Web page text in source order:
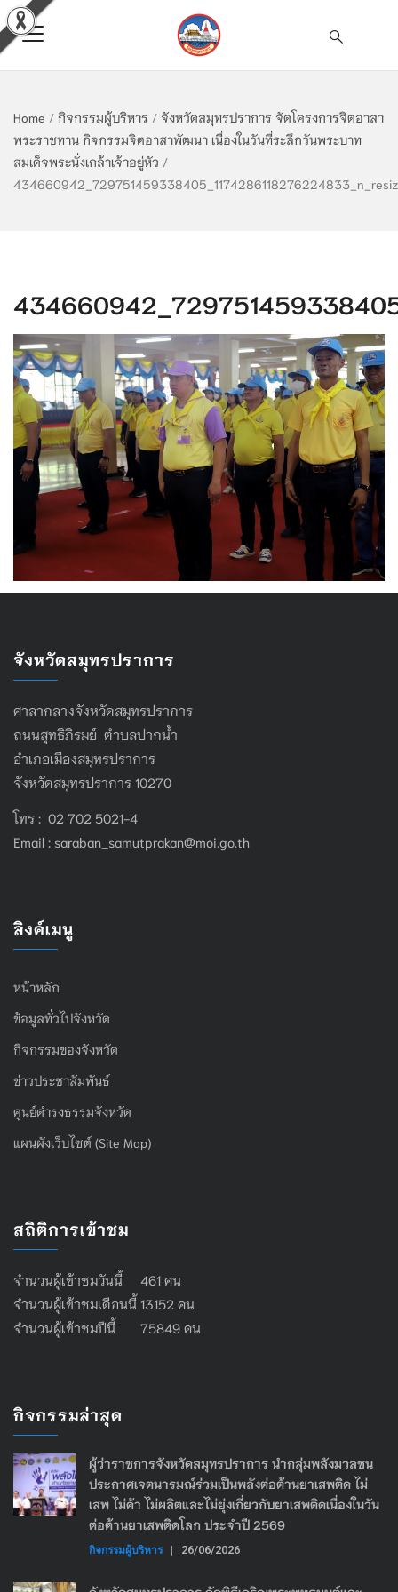
Home / กิจกรรมผู้บริหาร / จังหวัดสมุทรปราการ จัดโครงการจิตอาสา
พระราชทาน กิจกรรมจิตอาสาพัฒนา เนื่องในวันที่ระลึกวันพระบาท
สมเด็จพระนั่งเกล้าเจ้าอยู่หัว /
จังหวัดสมุทรปราการ
ศาลากลางจังหวัดสมุทรปราการ
ถนนสุทธิภิรมย์ ตำบลปากน้ำ
อำเภอเมืองสมุทรปราการ
จังหวัดสมุทรปราการ 10270
โทร : 02 702 5021-4
Email : saraban_samutprakan@moi.go.th
ลิงค์เมนู
หน้าหลัก
ข้อมูลทั่วไปจังหวัด
กิจกรรมของจังหวัด
ข่าวประชาสัมพันธ์
ศูนย์ดำรงธรรมจังหวัด
แผนผังเว็บไซต์ (Site Map)
สถิติการเข้าชม
จำนวนผู้เข้าชมวันนี้ 461 คน
จำนวนผู้เข้าชมเดือนนี้ 13152 คน
จำนวนผู้เข้าชมปีนี้ 75849 คน
กิจกรรมล่าสุด
ผู้ว่าราชการจังหวัดสมุทรปราการ นำกลุ่มพลังมวลชน
ประกาศเจตนารมณ์ร่วมเป็นพลังต่อต้านยาเสพติด ไม่
เสพ ไม่ค้า ไม่ผลิตและไม่ยุ่งเกี่ยวกับยาเสพติดเนื่องในวัน
ต่อต้านยาเสพติดโลก ประจำปี 2569
กิจกรรมผู้บริหาร | 26/06/2026